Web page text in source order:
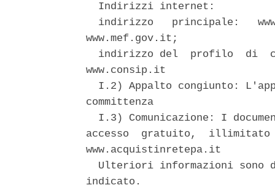
  Indirizzi internet:
indirizzo   principale:
www.mef.gov.it;
indirizzo del  profilo  di
www.consip.it
I.2) Appalto congiunto:
committenza
I.3) Comunicazione: I
accesso  gratuito,  illimitato
www.acquistinretepa.it
Ulteriori informazioni sono
indicato.